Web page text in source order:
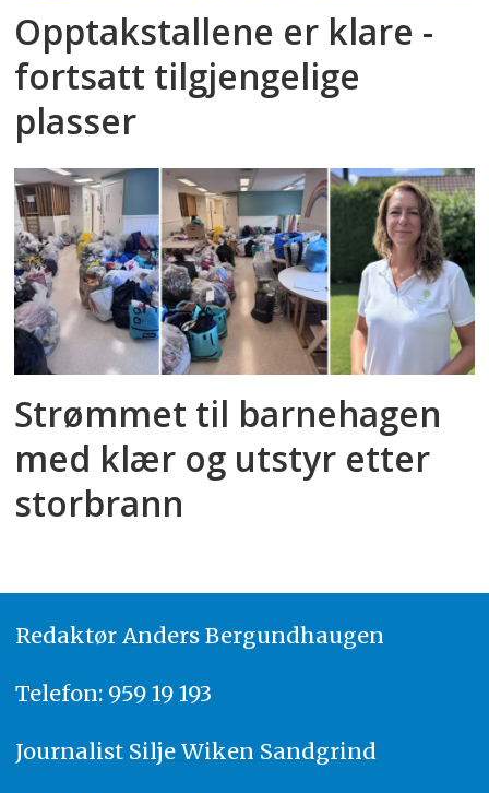
Opptakstallene er klare -
fortsatt tilgjengelige
plasser
Strømmet til barnehagen
med klær og utstyr etter
storbrann
Redaktør Anders Bergundhaugen
Telefon: 959 19 193
Journalist Silje Wiken Sandgrind